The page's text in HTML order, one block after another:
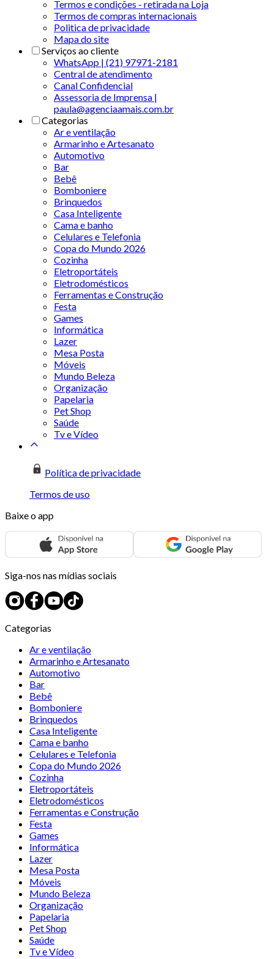
Termos e condições - retirada na Loja
Termos de compras internacionais
Politica de privacidade
Mapa do site
Serviços ao cliente
WhatsApp | (21) 97971-2181
Central de atendimento
Canal Confidencial
Assessoria de Imprensa |
paula@agenciaamais.com.br
Categorias
Ar e ventilação
Armarinho e Artesanato
Automotivo
Bar
Bebê
Bomboniere
Brinquedos
Casa Inteligente
Cama e banho
Celulares e Telefonia
Copa do Mundo 2026
Cozinha
Eletroportáteis
Eletrodomésticos
Ferramentas e Construção
Festa
Games
Informática
Lazer
Mesa Posta
Móveis
Mundo Beleza
Organização
Papelaria
Pet Shop
Saúde
Tv e Vídeo
Política de privacidade
Termos de uso
Baixe o app
Siga-nos nas mídias sociais
Categorias
Ar e ventilação
Armarinho e Artesanato
Automotivo
Bar
Bebê
Bomboniere
Brinquedos
Casa Inteligente
Cama e banho
Celulares e Telefonia
Copa do Mundo 2026
Cozinha
Eletroportáteis
Eletrodomésticos
Ferramentas e Construção
Festa
Games
Informática
Lazer
Mesa Posta
Móveis
Mundo Beleza
Organização
Papelaria
Pet Shop
Saúde
Tv e Vídeo